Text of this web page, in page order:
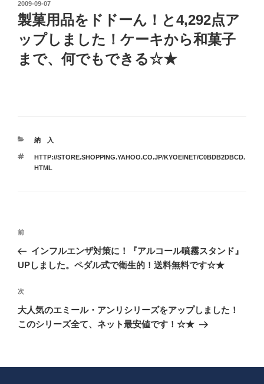
投
稿
日:
2009-09-07
製菓用品をドドーん！と4,292点ア
ップしました！ケーキから和菓子
まで、何でもできる☆★
カ
ゴ
リ
納 入
タ
グ
HTTP://STORE.SHOPPING.YAHOO.CO.JP/KYOEINET/C0BDB2DBCD.
HTML
投
ナ
ゲ
ー
シ
前
の
投
前
インフルエンザ対策に！『アルコール噴霧スタンド』
UPしました。ペダル式で衛生的！送料無料です☆★
次
の
投
次
大人気のエミール・アンリシリーズをアップしました！
このシリーズ全て、ネット最安値です！☆★